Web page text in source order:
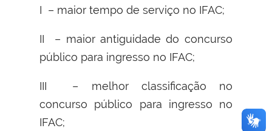
I – maior tempo de serviço no IFAC;
II – maior antiguidade do concurso
público para ingresso no IFAC;
III – melhor classificação no
concurso público para ingresso no
IFAC;